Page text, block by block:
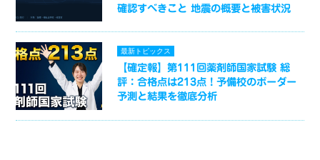
確認すべきこと 地震の概要と被害状況
最新トピックス
【確定報】第111回薬剤師国家試験 総
評：合格点は213点！予備校のボーダー
予測と結果を徹底分析